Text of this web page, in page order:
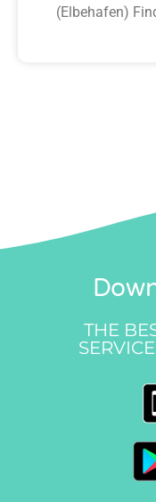
(Elbehafen)
THE